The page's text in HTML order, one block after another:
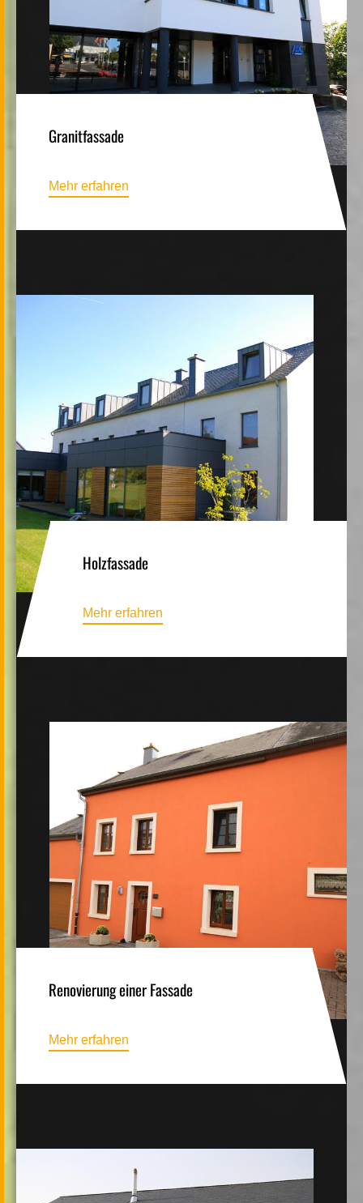
Granitfassade
Mehr erfahren
Holzfassade
Mehr erfahren
Renovierung einer Fassade
Mehr erfahren